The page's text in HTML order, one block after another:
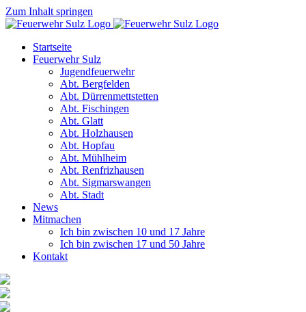
Zum Inhalt springen
Startseite
Feuerwehr Sulz
Jugendfeuerwehr
Abt. Bergfelden
Abt. Dürrenmettstetten
Abt. Fischingen
Abt. Glatt
Abt. Holzhausen
Abt. Hopfau
Abt. Mühlheim
Abt. Renfrizhausen
Abt. Sigmarswangen
Abt. Stadt
News
Mitmachen
Ich bin zwischen 10 und 17 Jahre
Ich bin zwischen 17 und 50 Jahre
Kontakt